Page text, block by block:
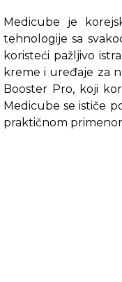
Medicube je
tehnologije sa
koristeći pažljivo
kreme i uređaje za
Booster Pro, koji
Medicube se ističe
praktičnom